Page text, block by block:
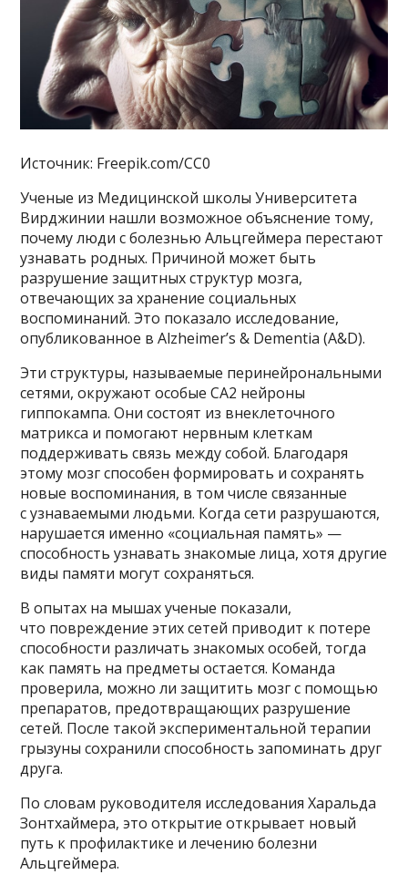
Источник: Freepik.com/CC0
Ученые из Медицинской школы Университета
Вирджинии нашли возможное объяснение тому,
почему люди с болезнью Альцгеймера перестают
узнавать родных. Причиной может быть
разрушение защитных структур мозга,
отвечающих за хранение социальных
воспоминаний. Это показало исследование,
опубликованное в Alzheimer’s & Dementia (A&D).
Эти структуры, называемые перинейрональными
сетями, окружают особые СА2 нейроны
гиппокампа. Они состоят из внеклеточного
матрикса и помогают нервным клеткам
поддерживать связь между собой. Благодаря
этому мозг способен формировать и сохранять
новые воспоминания, в том числе связанные
с узнаваемыми людьми. Когда сети разрушаются,
нарушается именно «социальная память» —
способность узнавать знакомые лица, хотя другие
виды памяти могут сохраняться.
В опытах на мышах ученые показали,
что повреждение этих сетей приводит к потере
способности различать знакомых особей, тогда
как память на предметы остается. Команда
проверила, можно ли защитить мозг с помощью
препаратов, предотвращающих разрушение
сетей. После такой экспериментальной терапии
грызуны сохранили способность запоминать друг
друга.
По словам руководителя исследования Харальда
Зонтхаймера, это открытие открывает новый
путь к профилактике и лечению болезни
Альцгеймера.